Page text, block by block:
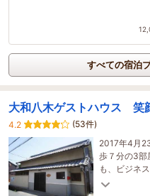
すべての宿泊
大和八木ゲストハウス 笑
4.2
(53件)
2017年4月
歩７分の3部
も、ビジネ
笑顔でお待